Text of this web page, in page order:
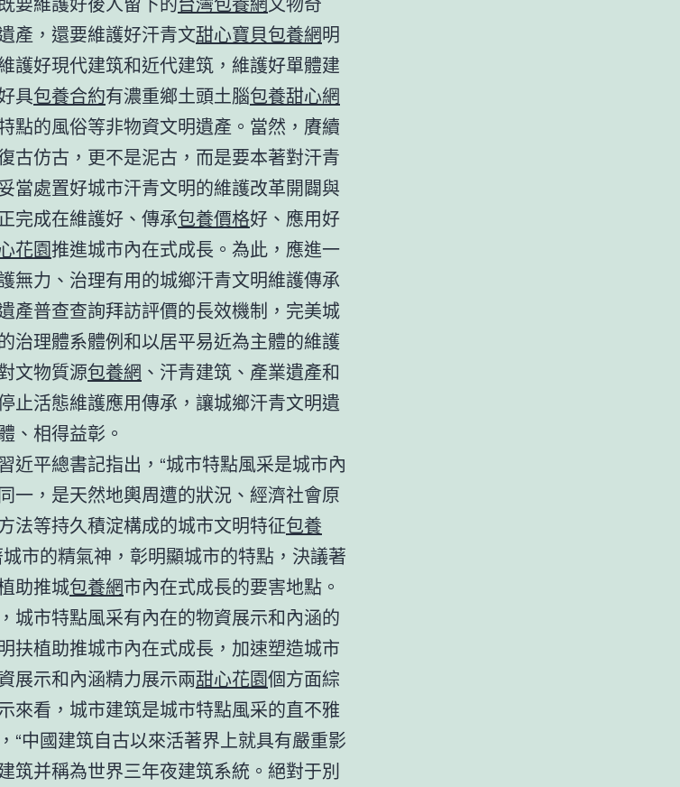
產，還要維護好汗青文甜心寶貝包養網明
護好現代建筑和近代建筑，維護好單體建
具包養合約有濃重鄉土頭土腦包養甜心網
點的風俗等非物資文明遺產。當然，賡續
古仿古，更不是泥古，而是要本著對汗青
當處置好城市汗青文明的維護改革開闢與
完成在維護好、傳承包養價格好、應用好
花園推進城市內在式成長。為此，應進一
無力、治理有用的城鄉汗青文明維護傳承
產普查查詢拜訪評價的長效機制，完美城
治理體系體例和以居平易近為主體的維護
文物質源包養網 、汗青建筑、產業遺產和
止活態維護應用傳承，讓城鄉汗青文明遺
、相得益彰。
近平總書記指出，“城市特點風采是城市內
一，是天然地輿周遭的狀況、經濟社會原
法等持久積淀構成的城市文明特征包養
市的精氣神，彰明顯城市的特點，決議著
助推城包養網市內在式成長的要害地點。
城市特點風采有內在的物資展示和內涵的
扶植助推城市內在式成長，加速塑造城市
展示和內涵精力展示兩甜心花園個方面綜
來看，城市建筑是城市特點風采的直不雅
“中國建筑自古以來活著界上就具有嚴重影
筑并稱為世界三年夜建筑系統。絕對于別